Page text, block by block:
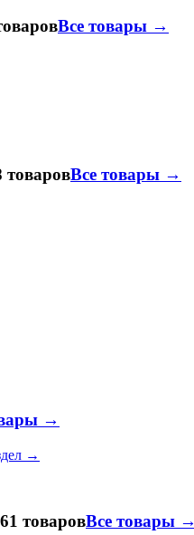
Все товары →
товаровВсе товары →
→
→
товаровВсе товары →